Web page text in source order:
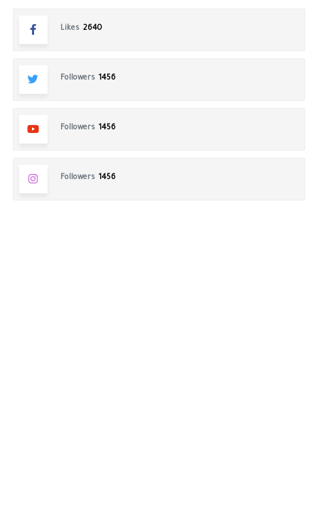
Likes 2640
Followers 1456
Followers 1456
Followers 1456